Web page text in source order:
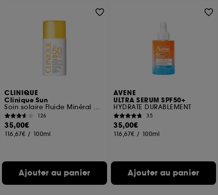
CLINIQUE
Clinique Sun
Soin solaire Fluide Minéral Visage SPF 50
126
35,00€
116,67€ / 100ml
Ajouter au panier
AVENE
ULTRA SERUM SPF50+
HYDRATE DURABLEMENT
35
35,00€
116,67€ / 100ml
Ajouter au panier